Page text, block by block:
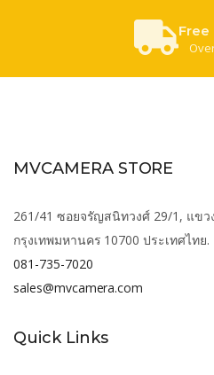
Free
MVCAMERA STORE
261/41 ซอยจรัญสนิทวงศ์ 29/1, แขว
กรุงเทพมหานคร 10700 ประเทศไทย.
081-735-7020
sales@mvcamera.com
Quick Links